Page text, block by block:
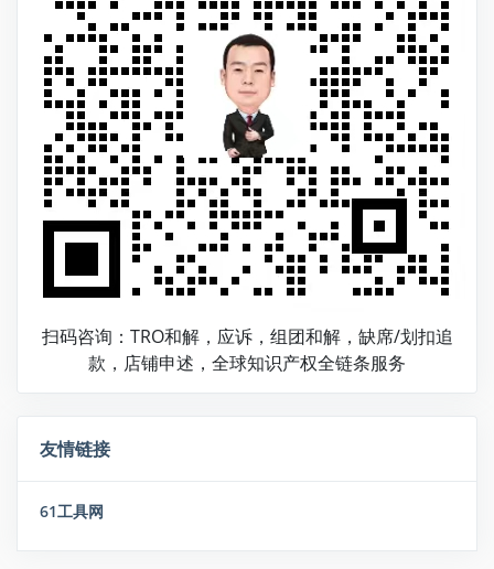
扫码咨询：TRO和解，应诉，组团和解，缺席/划扣追
款，店铺申述，全球知识产权全链条服务
友情链接
61工具网